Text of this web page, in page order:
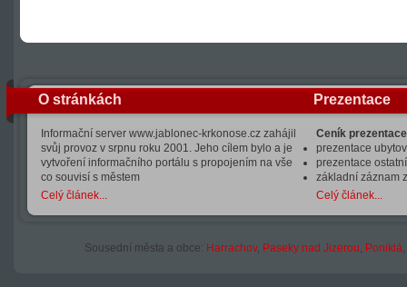
O stránkách
Informační server www.jablonec-krkonose.cz zahájil
svůj provoz v srpnu roku 2001. Jeho cílem bylo a je
vytvoření informačního portálu s propojením na vše
co souvisí s městem
Celý článek...
Prezentace
Ceník
prezentace
prezentace
základní záznam
Celý článek...
Sousední města a obce: Harrachov, Paseky nad Jizerou, Poniklá,